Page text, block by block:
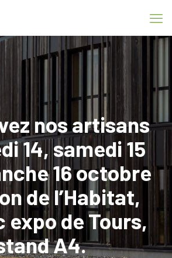
nos artisans
14, samedi 15
16 octobre
de l’Habitat,
expo de Tours,
A4.